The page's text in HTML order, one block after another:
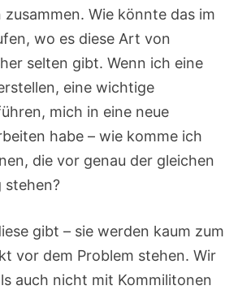
Wie könnte das im
wo es diese Art von
selten gibt. Wenn ich eine
eine wichtige
mich in eine neue
habe – wie komme ich
die vor genau der gleichen
stehen?
gibt – sie werden kaum zum
vor dem Problem stehen. Wir
auch nicht mit Kommilitonen